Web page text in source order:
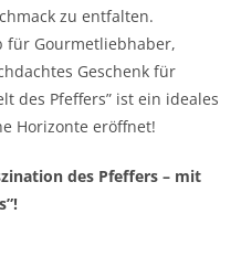
zu entfalten.
für Gourmetliebhaber,
Geschenk für
des Pfeffers” ist ein ideales
Horizonte eröffnet!
des Pfeffers – mit